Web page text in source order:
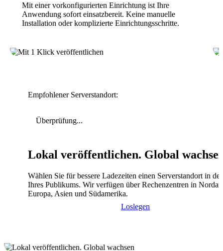
Mit einer vorkonfigurierten Einrichtung ist Ihre
Anwendung sofort einsatzbereit. Keine manuelle
Installation oder komplizierte Einrichtungsschritte.
Empfohlener Serverstandort:
Überprüfung...
Lokal veröffentlichen. Global
Wählen Sie für bessere Ladezeiten einen Serverstandort in
Ihres Publikums. Wir verfügen über Rechenzentren in
Europa, Asien und Südamerika.
Loslegen